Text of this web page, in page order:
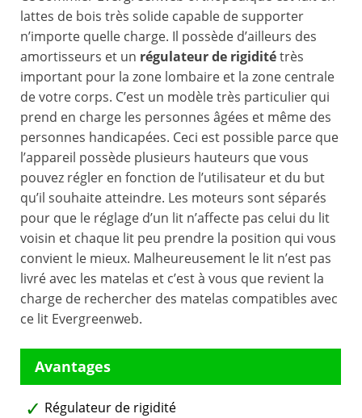
lattes de bois très solide capable de supporter
n’importe quelle charge. Il possède d’ailleurs des
amortisseurs et un régulateur de rigiditétrès
important pour la zone lombaire et la zone centrale
de votre corps. C’est un modèle très particulier qui
prend en charge les personnes âgées et même des
personnes handicapées. Ceci est possible parce que
l’appareil possède plusieurs hauteurs que vous
pouvez régler en fonction de l’utilisateur et du but
qu’il souhaite atteindre. Les moteurs sont séparés
pour que le réglage d’un lit n’affecte pas celui du lit
voisin et chaque lit peu prendre la position qui vous
convient le mieux. Malheureusement le lit n’est pas
livré avec les matelas et c’est à vous que revient la
charge de rechercher des matelas compatibles avec
ce lit Evergreenweb.
Régulateur de rigidité